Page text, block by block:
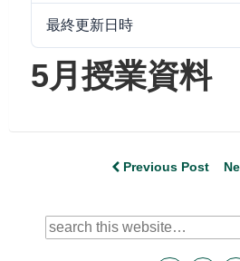
最終更新日時
5月授業資料
Previous Post